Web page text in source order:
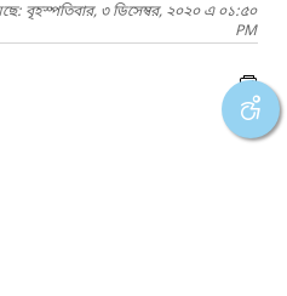
বৃহস্পতিবার, ৩ ডিসেম্বর, ২০২০ এ ০১:৫০
PM